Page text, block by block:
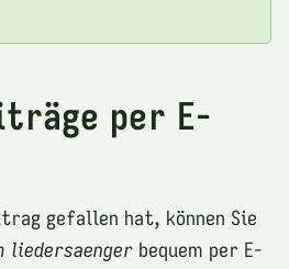
per E-
gefallen hat, können Sie
liedersaenger bequem per E-